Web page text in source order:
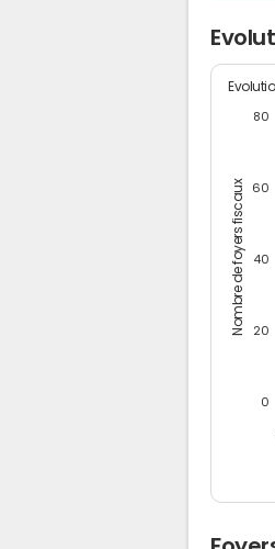
Nombre de foyers fiscaux
0
20
40
60
80